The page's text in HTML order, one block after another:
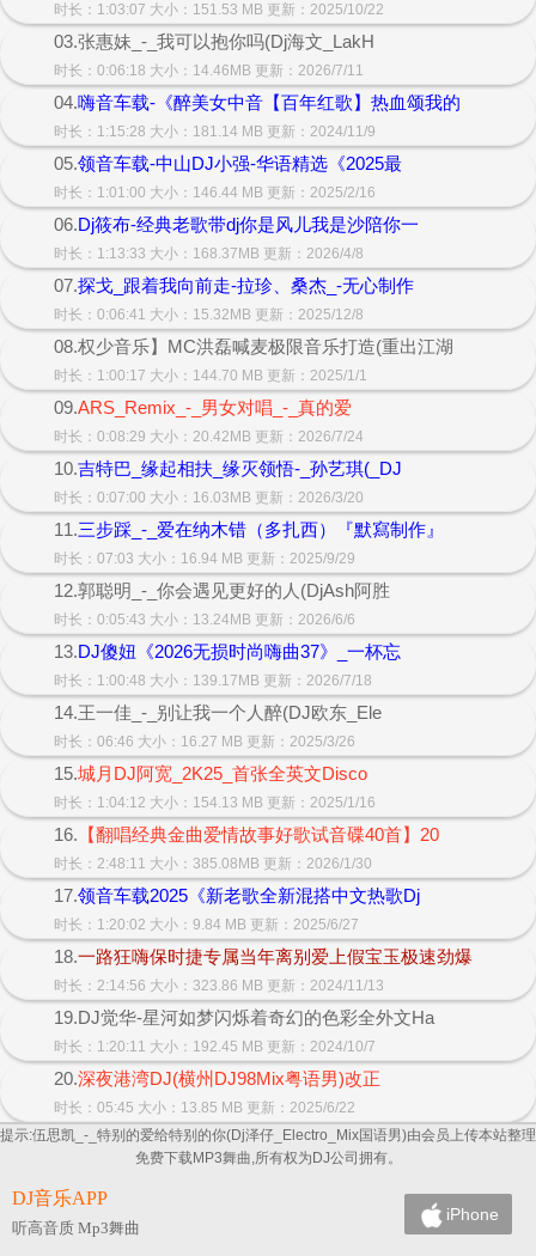
时长：1:03:07 大小：151.53 MB 更新：2025/10/22
03.张惠妹_-_我可以抱你吗(Dj海文_LakH
时长：0:06:18 大小：14.46MB 更新：2026/7/11
04.嗨音车载-《醉美女中音【百年红歌】热血颂我的
时长：1:15:28 大小：181.14 MB 更新：2024/11/9
05.领音车载-中山DJ小强-华语精选《2025最
时长：1:01:00 大小：146.44 MB 更新：2025/2/16
06.Dj筱布-经典老歌带dj你是风儿我是沙陪你一
时长：1:13:33 大小：168.37MB 更新：2026/4/8
07.探戈_跟着我向前走-拉珍、桑杰_-无心制作
时长：0:06:41 大小：15.32MB 更新：2025/12/8
08.权少音乐】MC洪磊喊麦极限音乐打造(重出江湖
时长：1:00:17 大小：144.70 MB 更新：2025/1/1
09.ARS_Remix_-_男女对唱_-_真的爱
时长：0:08:29 大小：20.42MB 更新：2026/7/24
10.吉特巴_缘起相扶_缘灭领悟-_孙艺琪(_DJ
时长：0:07:00 大小：16.03MB 更新：2026/3/20
11.三步踩_-_爱在纳木错（多扎西）『默寫制作』
时长：07:03 大小：16.94 MB 更新：2025/9/29
12.郭聪明_-_你会遇见更好的人(DjAsh阿胜
时长：0:05:43 大小：13.24MB 更新：2026/6/6
13.DJ傻妞《2026无损时尚嗨曲37》_一杯忘
时长：1:00:48 大小：139.17MB 更新：2026/7/18
14.王一佳_-_别让我一个人醉(DJ欧东_Ele
时长：06:46 大小：16.27 MB 更新：2025/3/26
15.城月DJ阿宽_2K25_首张全英文Disco
时长：1:04:12 大小：154.13 MB 更新：2025/1/16
16. 【翻唱经典金曲爱情故事好歌试音碟40首】20
时长：2:48:11 大小：385.08MB 更新：2026/1/30
17.领音车载2025《新老歌全新混搭中文热歌Dj
时长：1:20:02 大小：9.84 MB 更新：2025/6/27
18.一路狂嗨保时捷专属当年离别爱上假宝玉极速劲爆
时长：2:14:56 大小：323.86 MB 更新：2024/11/13
19.DJ觉华-星河如梦闪烁着奇幻的色彩全外文Ha
时长：1:20:11 大小：192.45 MB 更新：2024/10/7
20.深夜港湾DJ(横州DJ98Mix粤语男)改正
时长：05:45 大小：13.85 MB 更新：2025/6/22
提示:伍思凯_-_特别的爱给特别的你(Dj泽仔_Electro_Mix国语男)由会员上传本站整理
免费下载MP3舞曲,所有权为DJ公司拥有。
DJ音乐APP
听高音质 Mp3舞曲
iPhone